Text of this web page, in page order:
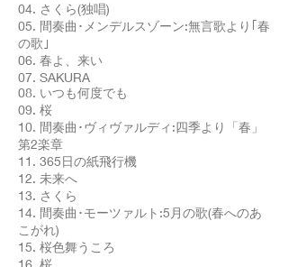
04. さくら(独唱)
05. 間奏曲･メンデルスゾーン:無言歌より｢春
の歌｣
06. 春よ、来い
07. SAKURA
08. いつも何度でも
09. 桜
10. 間奏曲･ヴィヴァルディ:四季より「春」
第2楽章
11. 365日の紙飛行機
12. 未来へ
13. さくら
14. 間奏曲･モーツァルト:5月の歌(春へのあ
こがれ)
15. 桜色舞うころ
16. 桜